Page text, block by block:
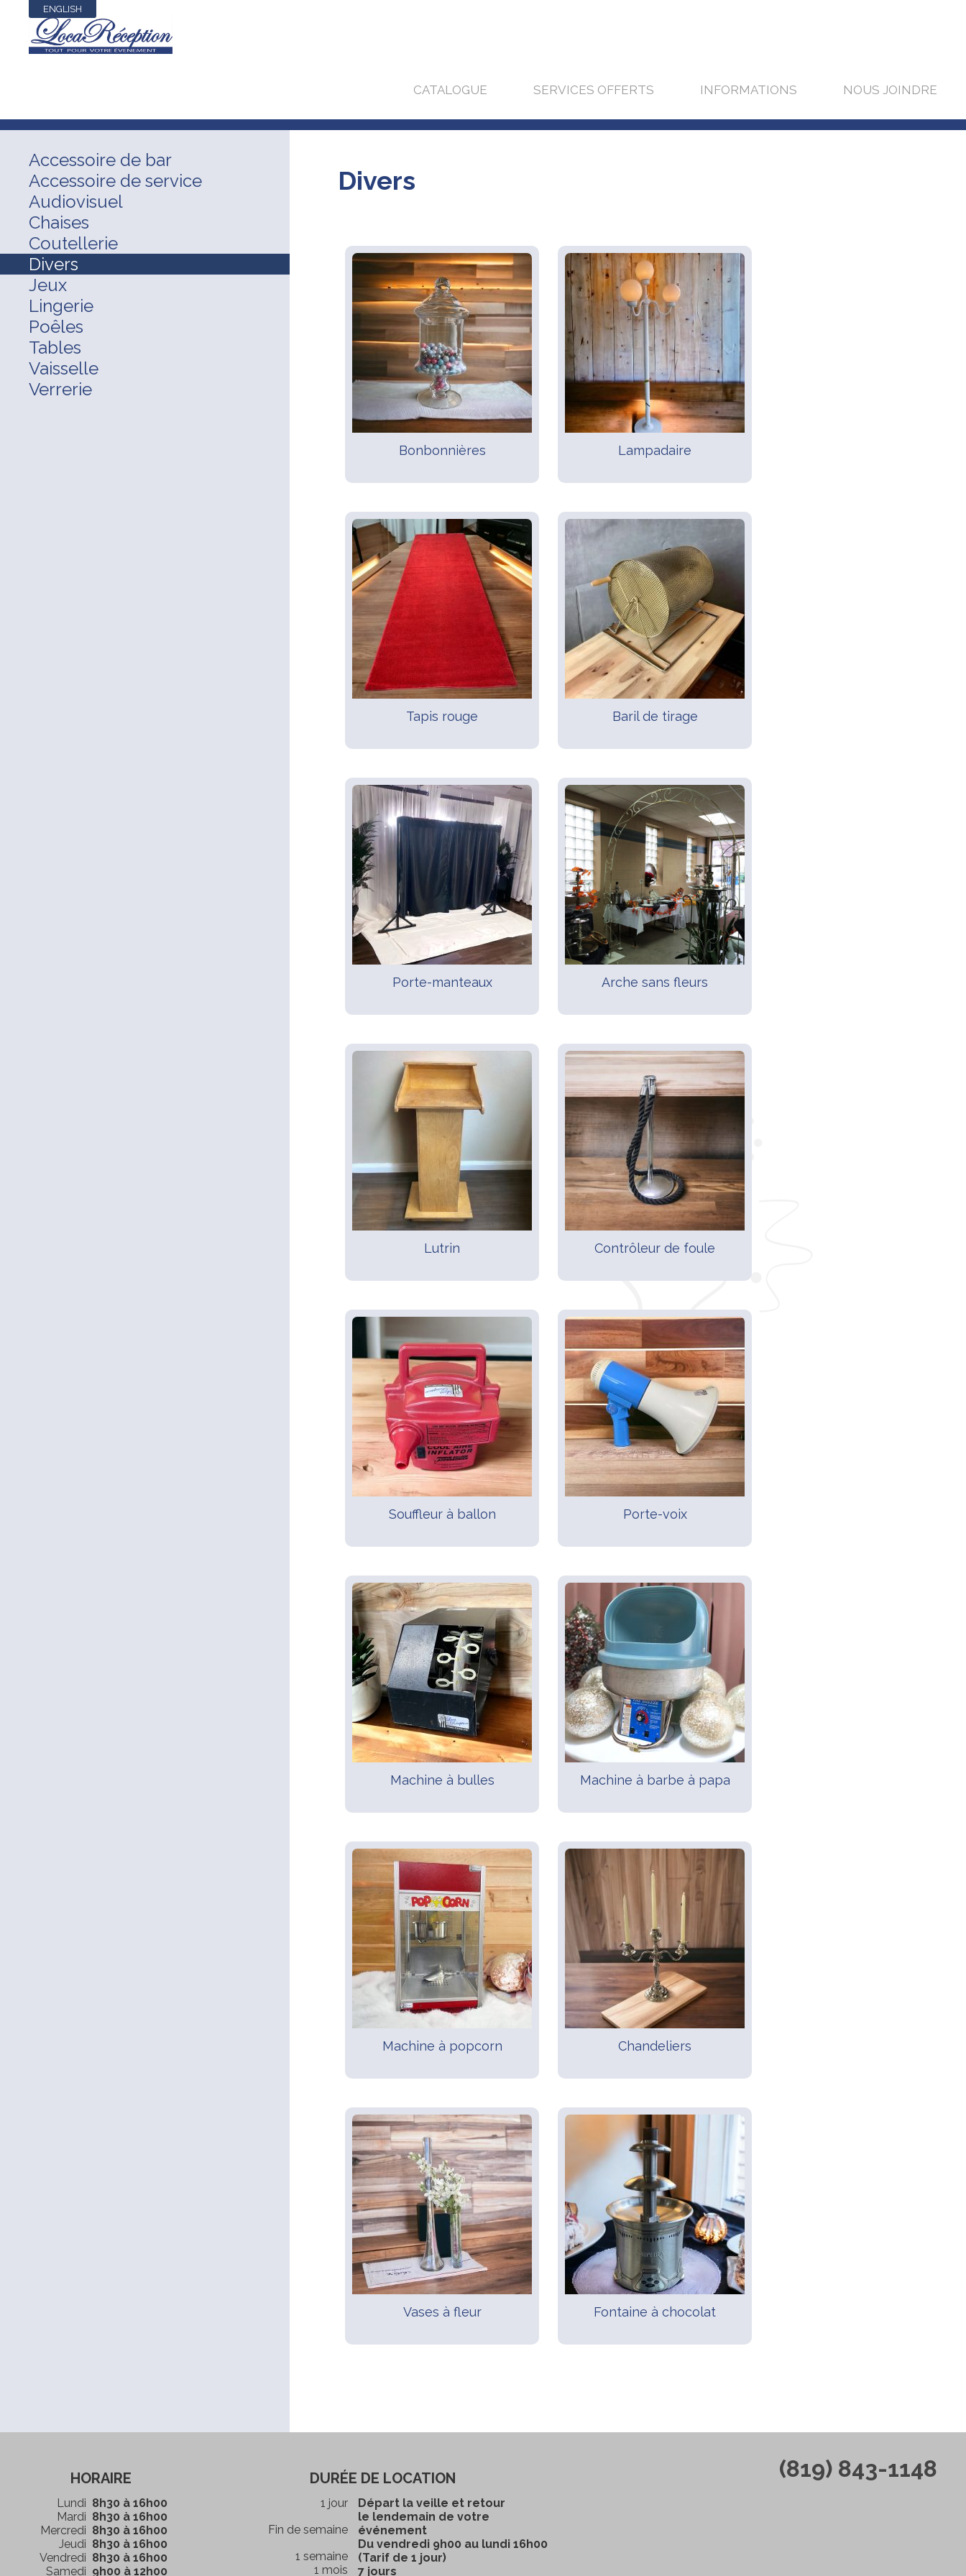
ENGLISH
CATALOGUE SERVICES OFFERTS INFORMATIONS NOUS JOINDRE
Accessoire de bar
Accessoire de service
Audiovisuel
Chaises
Coutellerie
Divers
Jeux
Lingerie
Poêles
Tables
Vaisselle
Verrerie
Divers
Bonbonnières Lampadaire
Tapis rouge Baril de tirage
Porte-manteaux Arche sans fleurs
Lutrin Contrôleur de foule
Souffleur à ballon Porte-voix
Machine à bulles Machine à barbe à papa
Machine à popcorn Chandeliers
Vases à fleur Fontaine à chocolat
HORAIRE
Lundi
Mardi
Mercredi
Jeudi
Vendredi
Samedi
8h30 à 16h00
8h30 à 16h00
8h30 à 16h00
8h30 à 16h00
8h30 à 16h00
9h00 à 12h00
DURÉE DE LOCATION
1 jour
Fin de semaine
1 semaine
1 mois
Départ la veille et retour
le lendemain de votre
événement
Du vendredi 9h00 au lundi 16h00
(Tarif de 1 jour)
7 jours
(819) 843-1148